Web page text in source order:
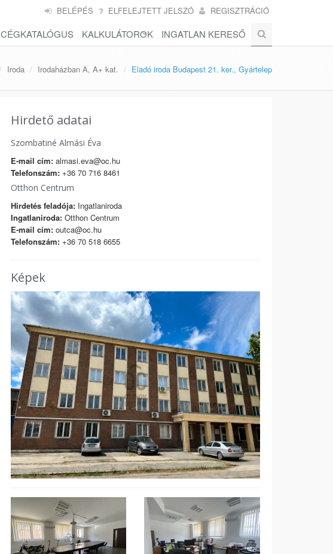
BELÉPÉS ELFELEJTETT JELSZÓ REGISZTRÁCIÓ
CÉGKATALÓGUS KALKULÁTOROK INGATLAN KERESŐ
Iroda Irodaházban A, A+ kat. Eladó iroda Budapest 21. ker., Gyártelep
Hirdető adatai
Szombatiné Almási Éva
E-mail cím:almasi.eva@oc.hu
Telefonszám:+36 70 716 8461
Otthon Centrum
Hirdetés feladója:Ingatlaniroda
Ingatlaniroda:Otthon Centrum
E-mail cím:outca@oc.hu
Telefonszám:+36 70 518 6655
Képek